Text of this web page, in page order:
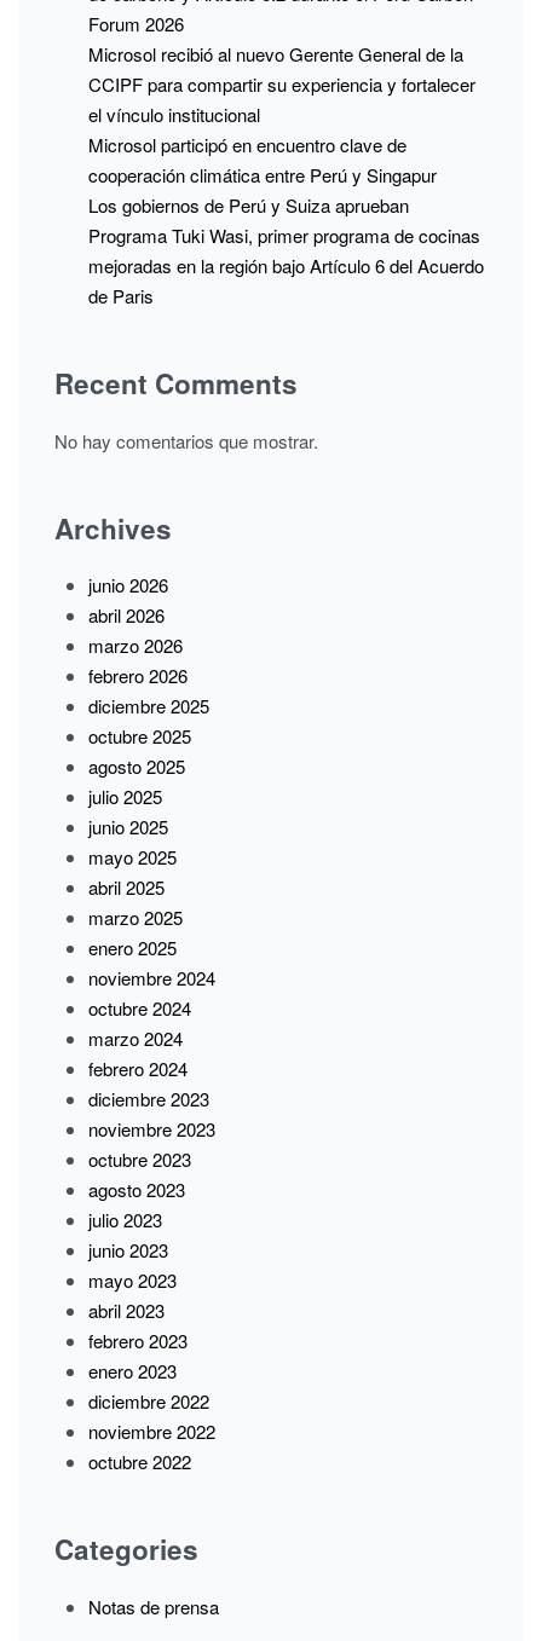
Forum 2026
Microsol recibió al nuevo Gerente General de la
CCIPF para compartir su experiencia y fortalecer
el vínculo institucional
Microsol participó en encuentro clave de
cooperación climática entre Perú y Singapur
Los gobiernos de Perú y Suiza aprueban
Programa Tuki Wasi, primer programa de cocinas
mejoradas en la región bajo Artículo 6 del Acuerdo
de Paris
Recent Comments
No hay comentarios que mostrar.
Archives
junio 2026
abril 2026
marzo 2026
febrero 2026
diciembre 2025
octubre 2025
agosto 2025
julio 2025
junio 2025
mayo 2025
abril 2025
marzo 2025
enero 2025
noviembre 2024
octubre 2024
marzo 2024
febrero 2024
diciembre 2023
noviembre 2023
octubre 2023
agosto 2023
julio 2023
junio 2023
mayo 2023
abril 2023
febrero 2023
enero 2023
diciembre 2022
noviembre 2022
octubre 2022
Categories
Notas de prensa